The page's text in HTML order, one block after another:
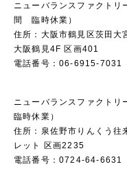
ニューバランスファクト
間 臨時休業）
住所：大阪市鶴見区茨田
大阪鶴見4F 区画401
電話番号：06-6915-7031
ニューバランスファクト
臨時休業）
住所：泉佐野市りんくう
レット 区画2235
電話番号：0724-64-6631